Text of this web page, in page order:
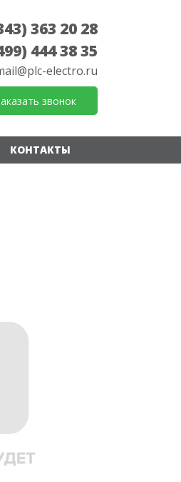
363 20 28
444 38 35
electro.ru
звонок
КОНТАКТЫ